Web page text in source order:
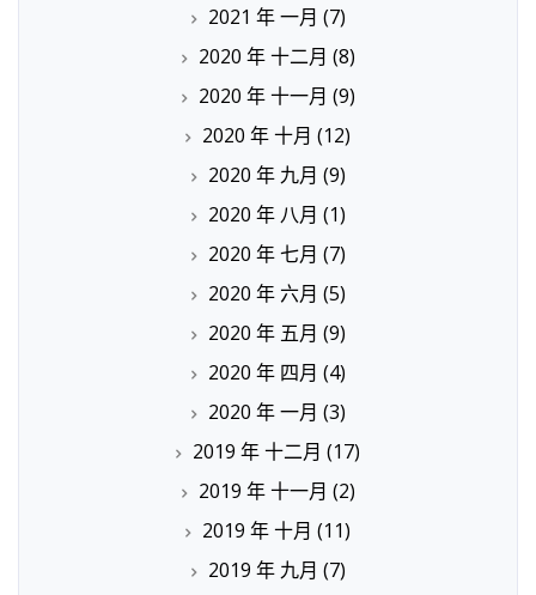
2021 年 一月 (7)
2020 年 十二月 (8)
2020 年 十一月 (9)
2020 年 十月 (12)
2020 年 九月 (9)
2020 年 八月 (1)
2020 年 七月 (7)
2020 年 六月 (5)
2020 年 五月 (9)
2020 年 四月 (4)
2020 年 一月 (3)
2019 年 十二月 (17)
2019 年 十一月 (2)
2019 年 十月 (11)
2019 年 九月 (7)